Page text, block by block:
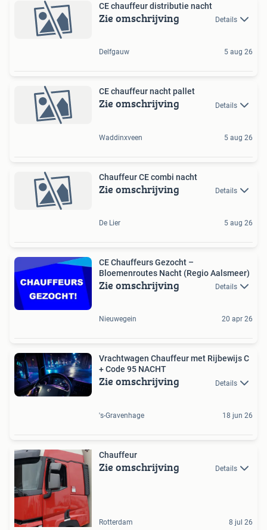
CE chauffeur distributie nacht
Zie omschrijving Details
Delfgauw 5 aug 26
CE chauffeur nacht pallet
Zie omschrijving Details
Waddinxveen 5 aug 26
Chauffeur CE combi nacht
Zie omschrijving Details
De Lier 5 aug 26
CE Chauffeurs Gezocht –
Bloemenroutes Nacht (Regio Aalsmeer)
Zie omschrijving Details
Nieuwegein 20 apr 26
Vrachtwagen Chauffeur met Rijbewijs C
+ Code 95 NACHT
Zie omschrijving Details
's-Gravenhage 18 jun 26
Chauffeur
Zie omschrijving Details
Rotterdam 8 jul 26